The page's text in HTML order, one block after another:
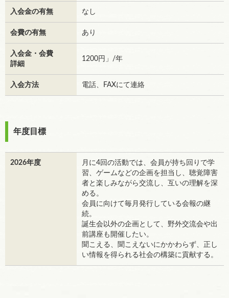
入会金の有無 なし
会費の有無 あり
入会金・会費
詳細
1200円」/年
入会方法 電話、FAXにて連絡
年度目標
2026年度
月に4回の活動では、会員が持ち回りで学
習、ゲームなどの企画を担当し、聴覚障害
者と楽しみながら交流し、互いの理解を深
める。
会員に向けて毎月発行している会報の継
続。
誕生会以外の企画として、野外交流会や出
前講座も開催したい。
聞こえる、聞こえないにかかわらず、正し
い情報を得られる社会の構築に貢献する。